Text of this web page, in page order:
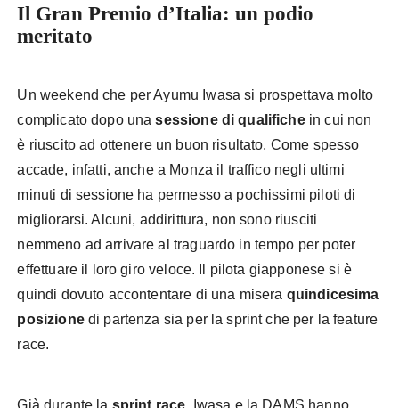
Il Gran Premio d’Italia: un podio
meritato
Un weekend che per Ayumu Iwasa si prospettava molto
complicato dopo unasessione di qualifichein cui non
è riuscito ad ottenere un buon risultato. Come spesso
accade, infatti, anche a Monza il traffico negli ultimi
minuti di sessione ha permesso a pochissimi piloti di
migliorarsi. Alcuni, addirittura, non sono riusciti
nemmeno ad arrivare al traguardo in tempo per poter
effettuare il loro giro veloce. Il pilota giapponese si è
quindi dovuto accontentare di una misera quindicesima
posizionedi partenza sia per la sprint che per la feature
race.
Già durante la sprint race, Iwasa e la DAMS hanno